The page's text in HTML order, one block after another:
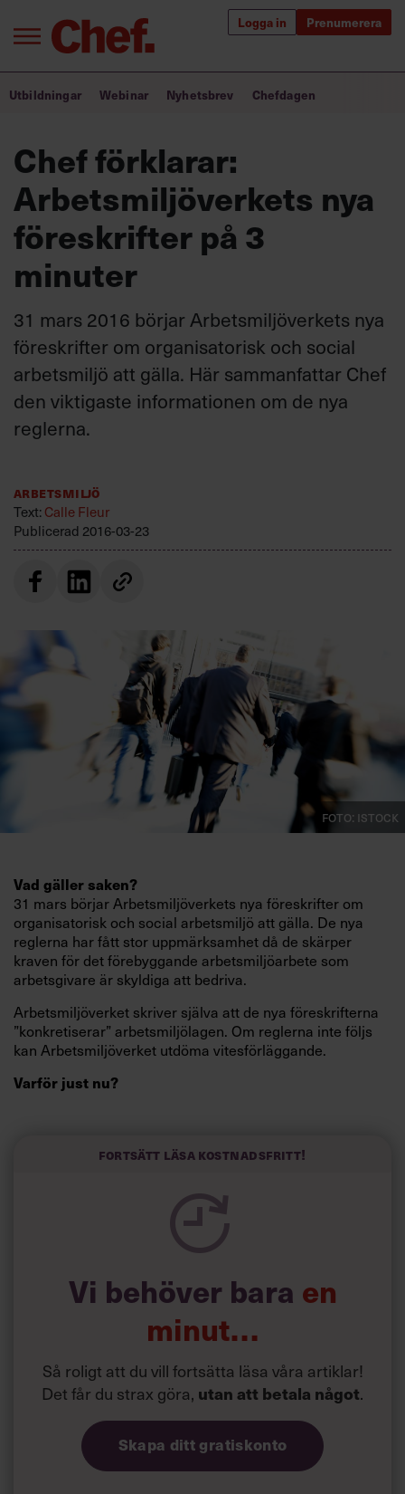
Logga in Prenumerera
Logga in
Prenumerera
Annonsera
Om oss
Kontakta oss
Kundservice
Villkor och policy för
personuppgiftsbehandling
Sök
efter:
Bra ledare förändrar världen
Utbildning för ledare
Chefakademin+
Populära utbildningar
Utbildningar Webinar Nyhetsbrev Chefdagen
Chef förklarar:
Arbetsmiljöverkets nya
föreskrifter på 3
minuter
31 mars 2016 börjar Arbetsmiljöverkets nya
föreskrifter om organisatorisk och social
arbetsmiljö att gälla. Här sammanfattar Chef
den viktigaste informationen om de nya
reglerna.
Arbetsmiljö
Text:Calle Fleur
Publicerad 2016-03-23
Foto: Istock
Vad gäller saken?
31 mars börjar Arbetsmiljöverkets nya föreskrifter om
organisatorisk och social arbetsmiljö att gälla. De nya
reglerna har fått stor uppmärksamhet då de skärper
kraven för det förebyggande arbetsmiljöarbete som
arbetsgivare är skyldiga att bedriva.
Arbetsmiljöverket skriver själva att de nya föreskrifterna
”konkretiserar” arbetsmiljölagen. Om reglerna inte följs
kan Arbetsmiljöverket utdöma vitesförläggande.
Varför just nu?
arbetsskadestatistiken visar att antalet anmälda
procent sedan 2010. Arbetsmiljöverkets egna
undersökningar bekräftar den bilden.
Vilka är de nya reglerna?
områden:
Arbetsgivaren ska se till att chefer och
arbetsledare har kunskaper om hur man förebygger och
särbehandling, till exempel genom utbildning.
Fortsätt läsa kostnadsfritt!
Vi behöver bara en
minut…
Så roligt att du vill fortsätta läsa våra artiklar!
Det får du strax göra, utan att betala något.
Skapa ditt gratiskonto